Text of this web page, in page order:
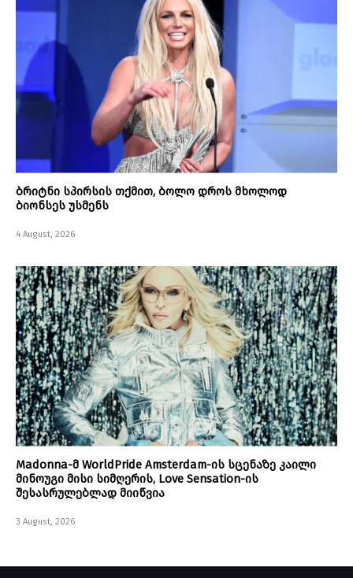
ბრიტნი სპირსის თქმით, ბოლო დროს მხოლოდ
ბიონსეს უსმენს
4 August, 2026
Madonna-მ WorldPride Amsterdam-ის სცენაზე კაილი
მინოუგი მისი სიმღერის, Love Sensation-ის
შესასრულებლად მიიწვია
3 August, 2026